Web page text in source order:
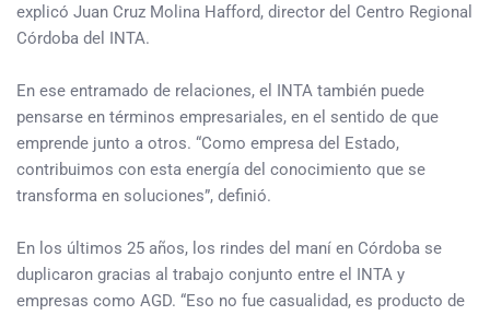
explicó Juan Cruz Molina Hafford, director del Centro Regional
Córdoba del INTA.
En ese entramado de relaciones, el INTA también puede
pensarse en términos empresariales, en el sentido de que
emprende junto a otros. “Como empresa del Estado,
contribuimos con esta energía del conocimiento que se
transforma en soluciones”, definió.
En los últimos 25 años, los rindes del maní en Córdoba se
duplicaron gracias al trabajo conjunto entre el INTA y
empresas como AGD. “Eso no fue casualidad, es producto de